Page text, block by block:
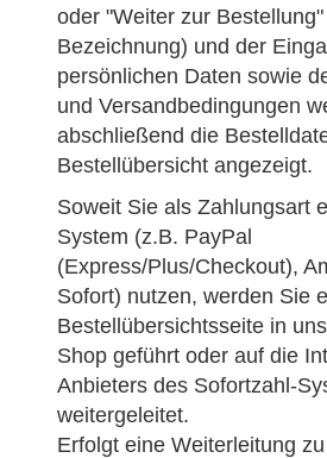
oder "Weiter zur
Bezeichnung) und der
persönlichen Daten sowie
und Versandbedingungen
abschließend die
Bestellübersicht angezeigt.
Soweit Sie als Zahlungsart
System (z.B. PayPal
(Express/Plus/Checkout),
Sofort) nutzen, werden Sie
Bestellübersichtsseite in
Shop geführt oder auf die
Anbieters des Sofortzahl-
weitergeleitet.
Erfolgt eine Weiterleitung